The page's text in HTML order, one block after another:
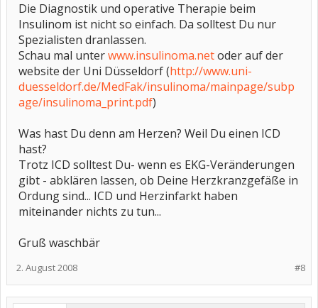
Die Diagnostik und operative Therapie beim
Insulinom ist nicht so einfach. Da solltest Du nur
Spezialisten dranlassen.
Schau mal unterwww.insulinoma.netoder auf der
website der Uni Düsseldorf (http://www.uni-
duesseldorf.de/MedFak/insulinoma/mainpage/subp
age/insulinoma_print.pdf)
Was hast Du denn am Herzen? Weil Du einen ICD
hast?
Trotz ICD solltest Du- wenn es EKG-Veränderungen
gibt - abklären lassen, ob Deine Herzkranzgefäße in
Ordung sind... ICD und Herzinfarkt haben
miteinander nichts zu tun...
Gruß waschbär
#8
2. August 2008